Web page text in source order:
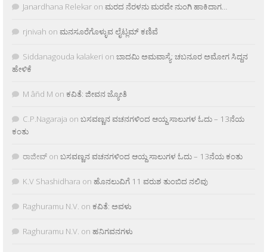
Janardhana Relekar on ಮರದ ನೆರಳನು ಮರವೇ ನುಂಗಿ ಹಾಕಿದಾಗ…
rjnivah on ಮನಸೂರೆಗೊಳ್ಳುವ ಲೈಟ್ಲಮ್ ಕಣಿವೆ
Siddanagouda kalakeri on ಬಾದಮಿ ಅಮವಾಸ್ಯೆ: ಚಬನೂರ ಅಮೋಗ ಸಿದ್ದನ
ಹೇಳಿಕೆ
M âñd M on ಕವಿತೆ: ಜೀವನ ಜ್ಯೋತಿ
C.P.Nagaraja on ಬಸವಣ್ಣನ ವಚನಗಳಿಂದ ಆಯ್ದ ಸಾಲುಗಳ ಓದು – 13ನೆಯ
ಕಂತು
ರಾಜೀವ್ on ಬಸವಣ್ಣನ ವಚನಗಳಿಂದ ಆಯ್ದ ಸಾಲುಗಳ ಓದು – 13ನೆಯ ಕಂತು
K.V Shashidhara on ಹೊನಲುವಿಗೆ 11 ವರುಶ ತುಂಬಿದ ನಲಿವು
Raghuramu N.V. on ಕವಿತೆ: ಅವಳು
Raghuramu N.V. on ಹನಿಗವನಗಳು